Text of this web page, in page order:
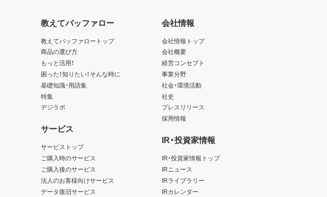
教えてバッファロー
教えてバッファロートップ
商品の選び方
もっと活用！
困った！知りたい！そんな時に
基礎知識・用語集
特集
デジラボ
サービス
サービストップ
ご購入時のサービス
ご購入後のサービス
法人のお客様向けサービス
データ復旧サービス
会社情報
会社情報トップ
会社概要
経営コンセプト
事業分野
社会・環境活動
社史
プレスリリース
採用情報
IR・投資家情報
IR・投資家情報トップ
IRニュース
IRライブラリー
IRカレンダー